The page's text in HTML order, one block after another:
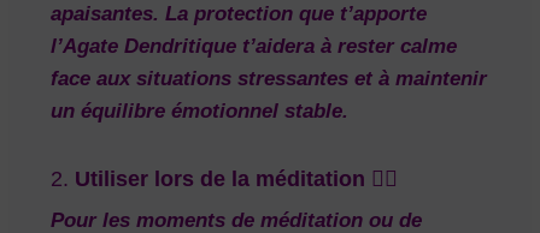
apaisantes. La protection que t’apporte
l’Agate Dendritique t’aidera à rester calme
face aux situations stressantes et à maintenir
un équilibre émotionnel stable.
2. Utiliser lors de la méditation 🧘‍♀️
Pour les moments de méditation ou de